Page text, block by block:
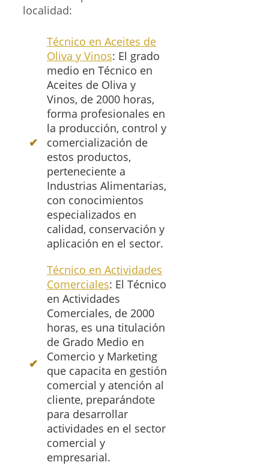
localidad:
Técnico en Aceites de
Oliva y Vinos: El grado
medio en Técnico en
Aceites de Oliva y
Vinos, de 2000 horas,
forma profesionales en
la producción, control y
comercialización de
estos productos,
perteneciente a
Industrias Alimentarias,
con conocimientos
especializados en
calidad, conservación y
aplicación en el sector.
Técnico en Actividades
Comerciales: El Técnico
en Actividades
Comerciales, de 2000
horas, es una titulación
de Grado Medio en
Comercio y Marketing
que capacita en gestión
comercial y atención al
cliente, preparándote
para desarrollar
actividades en el sector
comercial y
empresarial.